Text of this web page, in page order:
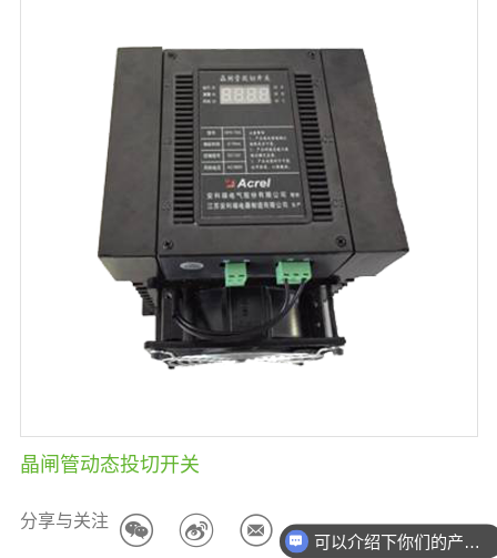
晶闸管动态投切开关
分享与关注